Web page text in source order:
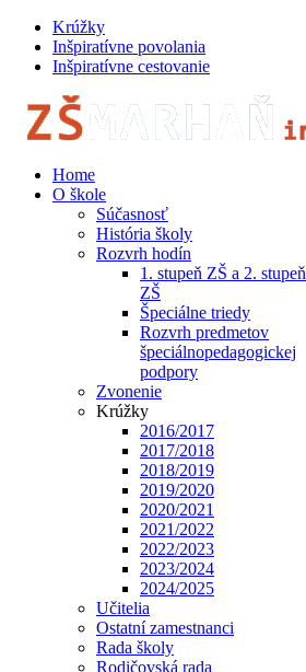
Krúžky
Inšpiratívne povolania
Inšpiratívne cestovanie
Home
O škole
Súčasnosť
História školy
Rozvrh hodín
1. stupeň ZŠ a 2. stupeň
ZŠ
Špeciálne triedy
Rozvrh predmetov
špeciálnopedagogickej
podpory
Zvonenie
Krúžky
2016/2017
2017/2018
2018/2019
2019/2020
2020/2021
2021/2022
2022/2023
2023/2024
2024/2025
Učitelia
Ostatní zamestnanci
Rada školy
Rodičovská rada